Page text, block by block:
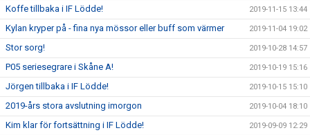
Koffe tillbaka i IF Lödde! 2019-11-15 13:44
Kylan kryper på - fina nya mössor eller buff som värmer 2019-11-04 19:02
Stor sorg! 2019-10-28 14:57
P05 seriesegrare i Skåne A! 2019-10-19 15:16
Jörgen tillbaka i IF Lödde! 2019-10-15 15:10
2019-års stora avslutning imorgon 2019-10-04 18:10
Kim klar för fortsättning i IF Lödde! 2019-09-09 12:29